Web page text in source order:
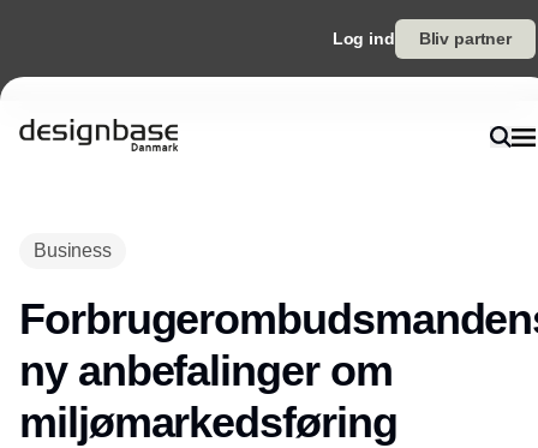
Log ind Bliv partner
Business
ny anbefalinger om
miljømarkedsføring